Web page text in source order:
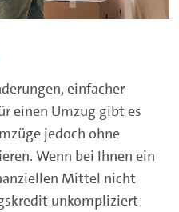
einfacher
einen Umzug gibt es
jedoch ohne
Wenn bei Ihnen ein
Mittel nicht
unkompliziert